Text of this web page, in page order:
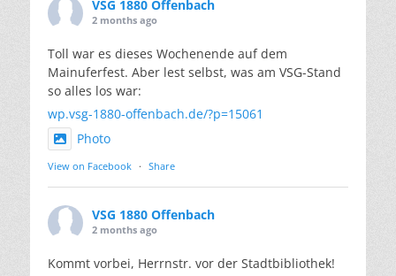
VSG 1880 Offenbach
2 months ago
Toll war es dieses Wochenende auf dem
Mainuferfest. Aber lest selbst, was am VSG-Stand
so alles los war:
wp.vsg-1880-offenbach.de/?p=15061
Photo
View on Facebook · Share
VSG 1880 Offenbach
2 months ago
Kommt vorbei, Herrnstr. vor der Stadtbibliothek!